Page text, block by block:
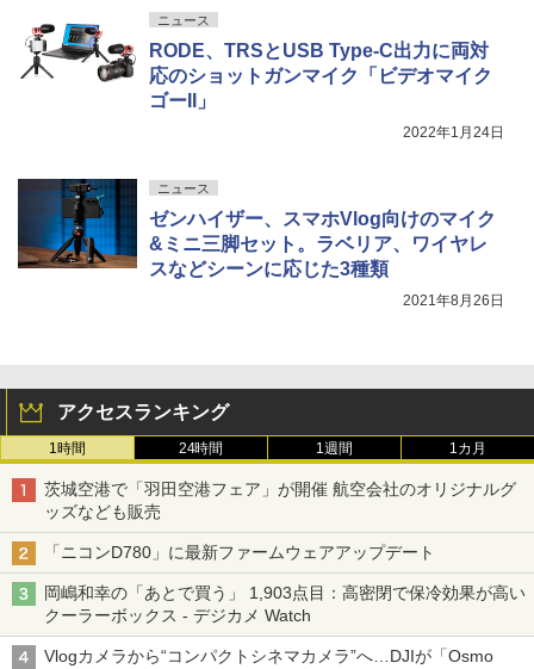
ニュース
RODE、TRSとUSB Type-C出力に両対
応のショットガンマイク「ビデオマイク
ゴーII」
2022年1月24日
ニュース
ゼンハイザー、スマホVlog向けのマイク
&ミニ三脚セット。ラベリア、ワイヤレ
スなどシーンに応じた3種類
2021年8月26日
アクセスランキング
1時間 24時間 1週間 1カ月
茨城空港で「羽田空港フェア」が開催 航空会社のオリジナルグ
ッズなども販売
「ニコンD780」に最新ファームウェアアップデート
岡嶋和幸の「あとで買う」 1,903点目：高密閉で保冷効果が高い
クーラーボックス - デジカメ Watch
Vlogカメラから“コンパクトシネマカメラ”へ…DJIが「Osmo